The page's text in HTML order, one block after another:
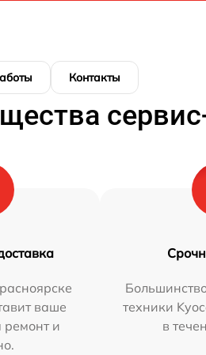
Контакты
ваше
ремонт и
техники
в